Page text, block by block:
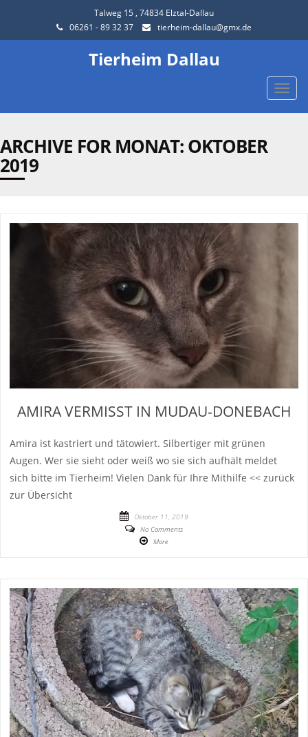
Talweg 15 , 74834 Elztal-Dallau
06261 - 89 32 37
tierheim-dallau@gmx.de
Tierheim Dallau
Toggle
ARCHIVE FOR MONAT:OKTOBER
2019
AMIRA VERMISST IN MUDAU-DONEBACH
Amira ist kastriert und tätowiert. Silbertiger mit grünen
Augen. Wer sie sieht oder weiß wo sie sich aufhält meldet
sich bitte im Tierheim! Vielen Dank für Ihre Mithilfe << zurück
zur Übersicht
Oktober 11, 2019
No Comments
More